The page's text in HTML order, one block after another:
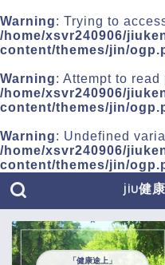
Warning: Trying to
/home/xsvr240906/
content/themes/jin/
Warning: Attempt to
/home/xsvr240906/
content/themes/jin/
Warning: Undefined
/home/xsvr240906/
content/themes/jin/
jiu健
「健康途上」